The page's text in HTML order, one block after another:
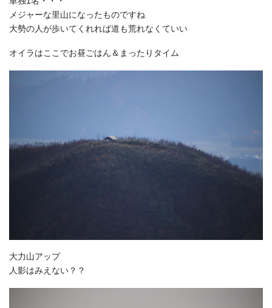
メジャーな里山になったものですね
大勢の人が歩いてくれれば道も荒れなくていい
オイラはここでお昼ごはん＆まったりタイム
大力山アップ
人影はみえない？？